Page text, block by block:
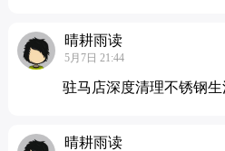
晴耕雨读
5月7日 21:44
驻马店深度清理不锈钢
晴耕雨读